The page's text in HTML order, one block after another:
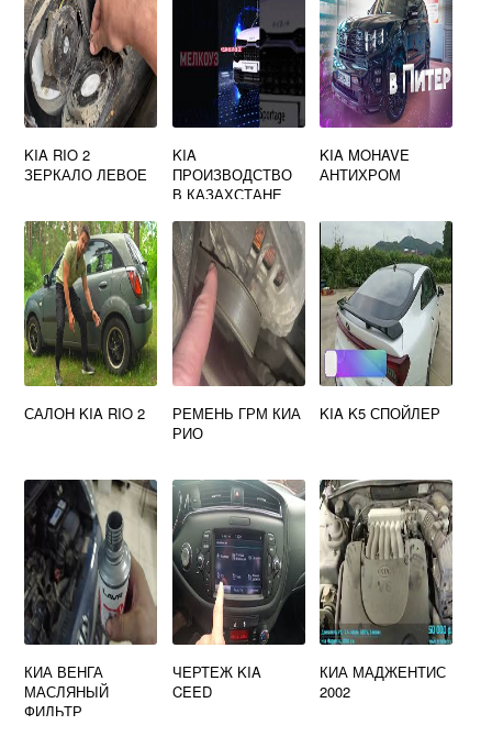
KIA RIO 2
ЗЕРКАЛО ЛЕВОЕ
KIA
ПРОИЗВОДСТВО
В КАЗАХСТАНЕ
KIA MOHAVE
АНТИХРОМ
САЛОН KIA RIO 2
РЕМЕНЬ ГРМ КИА
РИО
KIA K5 СПОЙЛЕР
КИА ВЕНГА
МАСЛЯНЫЙ
ФИЛЬТР
ЧЕРТЕЖ KIA
CEED
КИА МАДЖЕНТИС
2002